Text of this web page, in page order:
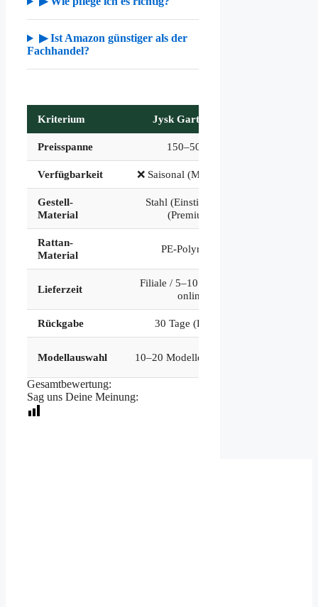
▶ Ist Amazon günstiger als der
Fachhandel?
Kriterium Jysk Gartensofa
Preisspanne 150–500 €
Verfügbarkeit ❌ Saisonal (März–Aug.)
Gestell-
Material
Stahl (Einstieg) / Alu
(Premium)
Rattan-
Material
PE-Polyrattan
Lieferzeit
Filiale / 5–10 Werktage
online
Rückgabe 30 Tage (Filiale)
Modellauswahl 10–20 Modelle (saisonal)
Gesamtbewertung:
Sag uns Deine Meinung: